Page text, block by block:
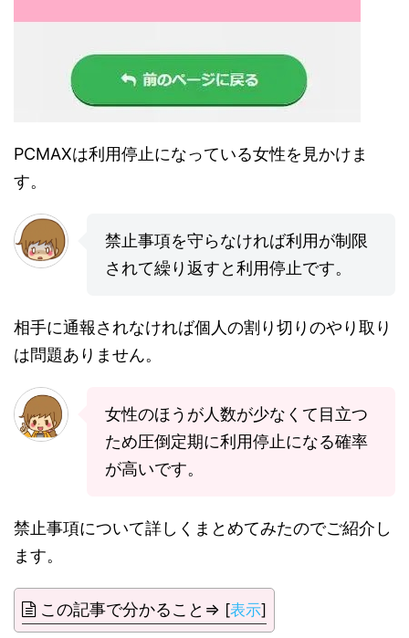
PCMAXは利用停止になっている女性を見かけま
す。
禁止事項を守らなければ利用が制限
されて繰り返すと利用停止です。
相手に通報されなければ個人の割り切りのやり取り
は問題ありません。
女性のほうが人数が少なくて目立つ
ため圧倒定期に利用停止になる確率
が高いです。
禁止事項について詳しくまとめてみたのでご紹介し
ます。
この記事で分かること⇒ [表示]